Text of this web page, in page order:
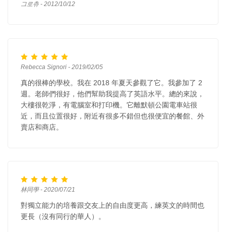
그로츄 - 2012/10/12
Rebecca Signori - 2019/02/05
真的很棒的學校。我在 2018 年夏天參觀了它。我參加了 2
週。老師們很好，他們幫助我提高了英語水平。總的來說，
大樓很乾淨，有電腦室和打印機。它離默頓公園電車站很
近，而且位置很好，附近有很多不錯但也很便宜的餐館、外
賣店和商店。
林同學 - 2020/07/21
對獨立能力的培養跟交友上的自由度更高，練英文的時間也
更長（沒有同行的華人）。